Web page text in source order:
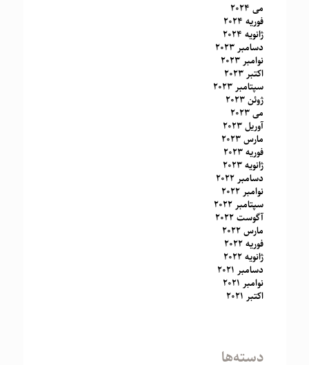
می 2024
فوریه 2024
ژانویه 2024
دسامبر 2023
نوامبر 2023
اکتبر 2023
سپتامبر 2023
ژوئن 2023
می 2023
آوریل 2023
مارس 2023
فوریه 2023
ژانویه 2023
دسامبر 2022
نوامبر 2022
سپتامبر 2022
آگوست 2022
مارس 2022
فوریه 2022
ژانویه 2022
دسامبر 2021
نوامبر 2021
اکتبر 2021
دسته‌ها